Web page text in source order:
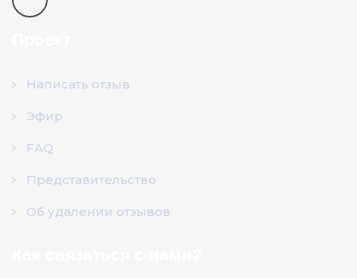
Написать отзыв
Эфир
FAQ
Представительство
Об удалении отзывов